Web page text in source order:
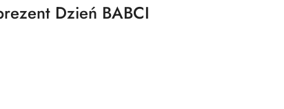
Dzień BABCI